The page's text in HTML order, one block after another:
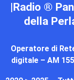
|Radio ®
della
Operatore di
digitale – AM